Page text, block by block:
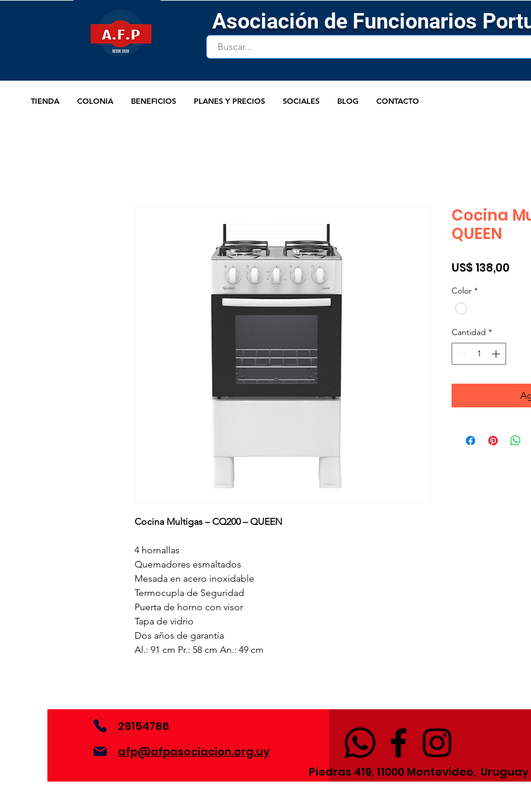
Asociación de Funcionarios
TIENDA COLONIA BENEFICIOS PLANES Y PRECIOS SOCIALES BLOG CONTACTO
Cocina Multigas – CQ200 – QUEEN
4 hornallas
Quemadores esmaltados
Mesada en acero inoxidable
Termocupla de Seguridad
Puerta de horno con visor
Tapa de vidrio
Dos años de garantía
Al.: 91 cm Pr.: 58 cm An.: 49 cm
Cocina
QUEEN
US$ 138,00
Color *
Cantidad *
29154786
afp@afpasociacion.org.uy
Piedras 419, 11000 Montevideo, Uruguay